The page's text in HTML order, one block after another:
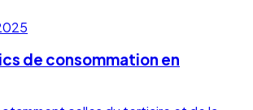
de consommation en